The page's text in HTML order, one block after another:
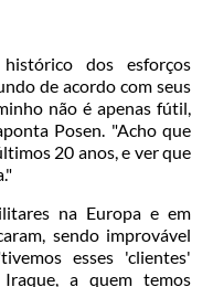
dos esforços
de acordo com seus
não é apenas fútil,
Posen. "Acho que
20 anos, e ver que
na Europa e em
sendo improvável
esses 'clientes'
a quem temos